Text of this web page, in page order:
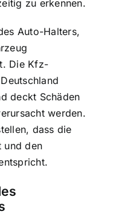
zu erkennen.
Auto-Halters,
Die Kfz-
deckt Schäden
werden.
dass die
und den